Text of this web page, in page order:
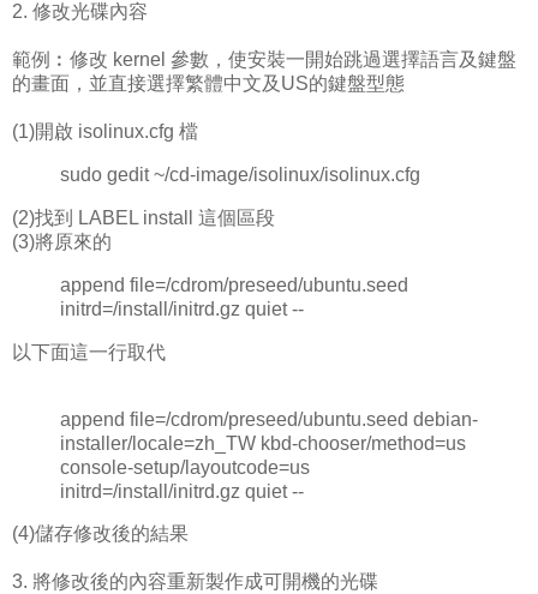
2. 修改光碟內容
範例︰修改 kernel 參數，使安裝一開始跳過選擇語言及鍵盤
的畫面，並直接選擇繁體中文及US的鍵盤型態
(1)開啟 isolinux.cfg 檔
sudo gedit ~/cd-image/isolinux/isolinux.cfg
(2)找到 LABEL install 這個區段
(3)將原來的
append file=/cdrom/preseed/ubuntu.seed
initrd=/install/initrd.gz quiet --
以下面這一行取代
append file=/cdrom/preseed/ubuntu.seed debian-
installer/locale=zh_TW kbd-chooser/method=us
console-setup/layoutcode=us
initrd=/install/initrd.gz quiet --
(4)儲存修改後的結果
3. 將修改後的內容重新製作成可開機的光碟